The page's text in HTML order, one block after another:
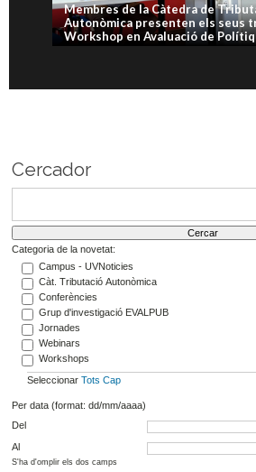
Membres de la Càtedra de
Autonòmica presenten els seus
Workshop en Avaluació de
Cercador
Categoria de la novetat:
Campus - UVNoticies
Càt. Tributació Autonòmica
Conferències
Grup d'investigació EVALPUB
Jornades
Webinars
Workshops
Seleccionar Tots Cap
Per data (format: dd/mm/aaaa)
Del
Al
S'ha d'omplir els dos camps